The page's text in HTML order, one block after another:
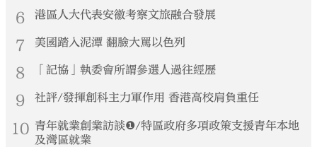
6 港區人大代表安徽考察文旅融合發展
7 美國踏入泥潭 翻臉大罵以色列
8 「記協」執委會所謂參選人過往經歷
9 社評/發揮創科主力軍作用 香港高校肩負重任
10 青年就業創業訪談❶/特區政府多項政策支援青年本地
及灣區就業